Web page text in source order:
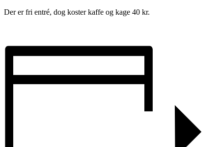
Der er fri entré, dog koster kaffe og kage 40 kr.